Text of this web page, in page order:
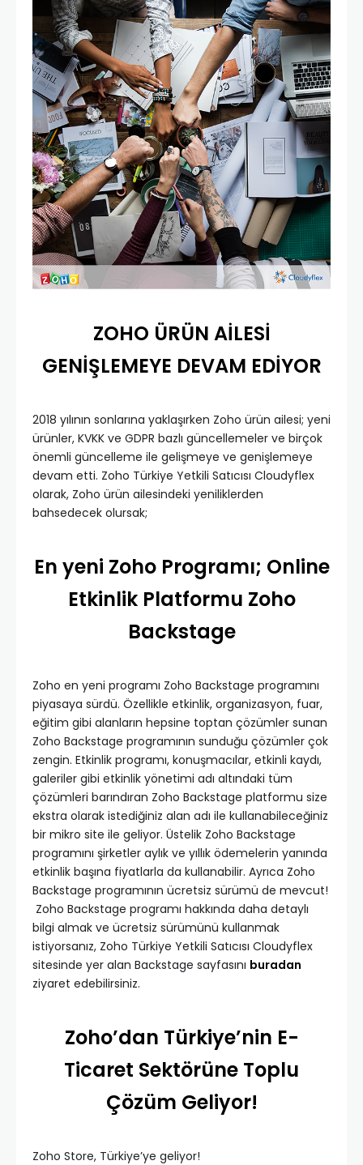
ZOHO ÜRÜN AİLESİ
GENİŞLEMEYE DEVAM EDİYOR
2018 yılının sonlarına yaklaşırken Zoho ürün ailesi; yeni
ürünler, KVKK ve GDPR bazlı güncellemeler ve birçok
önemli güncelleme ile gelişmeye ve genişlemeye
devam etti. Zoho Türkiye Yetkili Satıcısı Cloudyflex
olarak, Zoho ürün ailesindeki yeniliklerden
bahsedecek olursak;
En yeni Zoho Programı; Online
Etkinlik Platformu Zoho
Backstage
Zoho en yeni programı Zoho Backstage programını
piyasaya sürdü. Özellikle etkinlik, organizasyon, fuar,
eğitim gibi alanların hepsine toptan çözümler sunan
Zoho Backstage programının sunduğu çözümler çok
zengin. Etkinlik programı, konuşmacılar, etkinli kaydı,
galeriler gibi etkinlik yönetimi adı altındaki tüm
çözümleri barındıran Zoho Backstage platformu size
ekstra olarak istediğiniz alan adı ile kullanabileceğiniz
bir mikro site ile geliyor. Üstelik Zoho Backstage
programını şirketler aylık ve yıllık ödemelerin yanında
etkinlik başına fiyatlarla da kullanabilir. Ayrıca Zoho
Backstage programının ücretsiz sürümü de mevcut!
Zoho Backstage programı hakkında daha detaylı
bilgi almak ve ücretsiz sürümünü kullanmak
istiyorsanız, Zoho Türkiye Yetkili Satıcısı Cloudyflex
sitesinde yer alan Backstage sayfasını buradan
ziyaret edebilirsiniz.
Zoho’dan Türkiye’nin E-
Ticaret Sektörüne Toplu
Çözüm Geliyor!
Zoho Store, Türkiye’ye geliyor!